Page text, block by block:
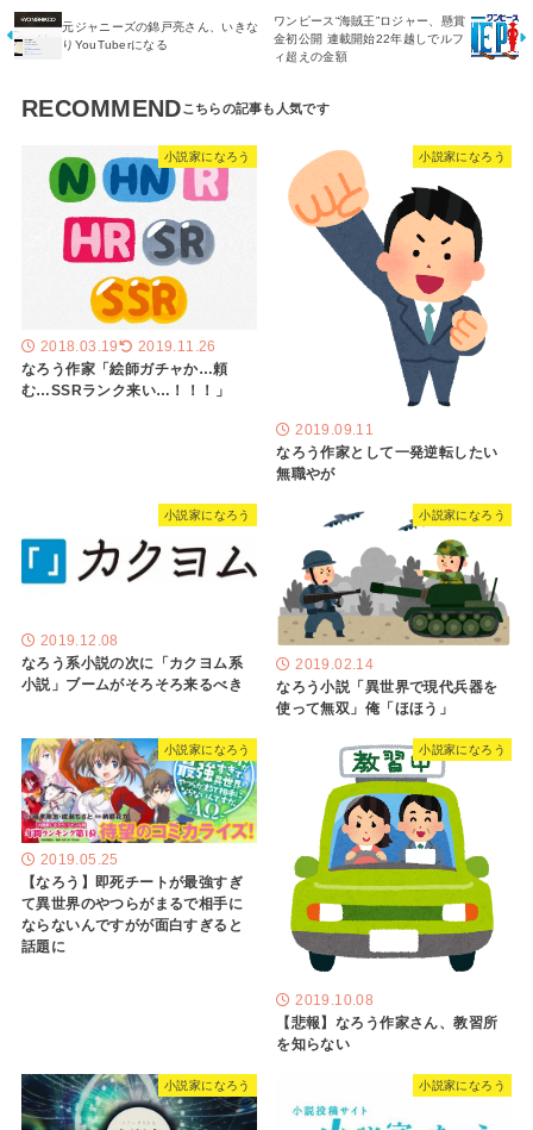
元ジャニーズの錦戸亮さん、いきな
りYouTuberになる
ワンピース“海賊王”ロジャー、懸賞
金初公開 連載開始22年越しでルフ
ィ超えの金額
RECOMMEND
小説家になろう
2018.03.19 2019.11.26
なろう作家「絵師ガチャか…頼
む…SSRランク来い…！！！」
小説家になろう
2019.09.11
なろう作家として一発逆転したい
無職やが
小説家になろう
2019.12.08
なろう系小説の次に「カクヨム系
小説」ブームがそろそろ来るべき
小説家になろう
2019.02.14
なろう小説「異世界で現代兵器を
使って無双」俺「ほほう」
小説家になろう
2019.05.25
【なろう】即死チートが最強すぎ
て異世界のやつらがまるで相手に
ならないんですがが面白すぎると
話題に
小説家になろう
2019.10.08
【悲報】なろう作家さん、教習所
を知らない
小説家になろう 小説家になろう